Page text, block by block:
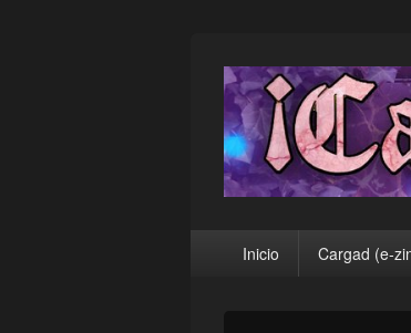
¡Cargad!
principalInicio Cargad (e-